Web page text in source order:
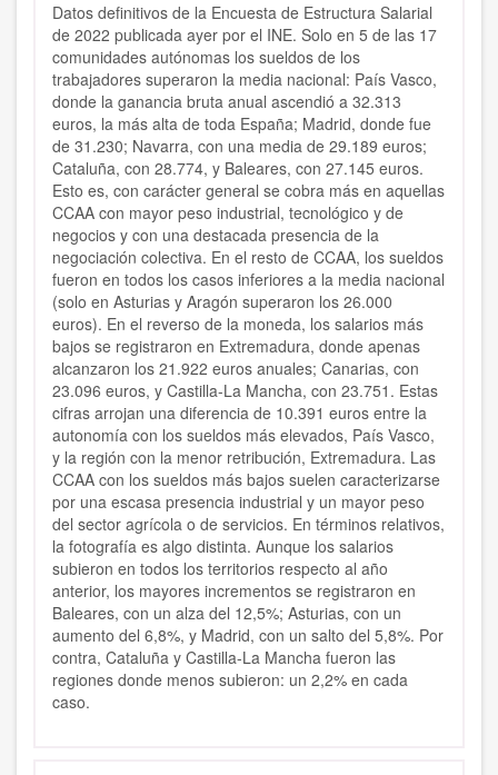
Datos definitivos de la Encuesta de Estructura Salarial
de 2022 publicada ayer por el INE. Solo en 5 de las 17
comunidades autónomas los sueldos de los
trabajadores superaron la media nacional: País Vasco,
donde la ganancia bruta anual ascendió a 32.313
euros, la más alta de toda España; Madrid, donde fue
de 31.230; Navarra, con una media de 29.189 euros;
Cataluña, con 28.774, y Baleares, con 27.145 euros.
Esto es, con carácter general se cobra más en aquellas
CCAA con mayor peso industrial, tecnológico y de
negocios y con una destacada presencia de la
negociación colectiva. En el resto de CCAA, los sueldos
fueron en todos los casos inferiores a la media nacional
(solo en Asturias y Aragón superaron los 26.000
euros). En el reverso de la moneda, los salarios más
bajos se registraron en Extremadura, donde apenas
alcanzaron los 21.922 euros anuales; Canarias, con
23.096 euros, y Castilla-La Mancha, con 23.751. Estas
cifras arrojan una diferencia de 10.391 euros entre la
autonomía con los sueldos más elevados, País Vasco,
y la región con la menor retribución, Extremadura. Las
CCAA con los sueldos más bajos suelen caracterizarse
por una escasa presencia industrial y un mayor peso
del sector agrícola o de servicios. En términos relativos,
la fotografía es algo distinta. Aunque los salarios
subieron en todos los territorios respecto al año
anterior, los mayores incrementos se registraron en
Baleares, con un alza del 12,5%; Asturias, con un
aumento del 6,8%, y Madrid, con un salto del 5,8%. Por
contra, Cataluña y Castilla-La Mancha fueron las
regiones donde menos subieron: un 2,2% en cada
caso.